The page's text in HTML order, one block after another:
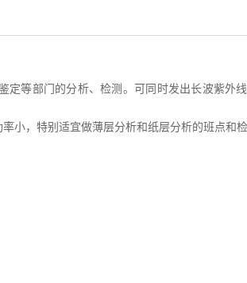
等部门的分析、检测。可同时发出长波紫外
，特别适宜做薄层分析和纸层分析的班点和检